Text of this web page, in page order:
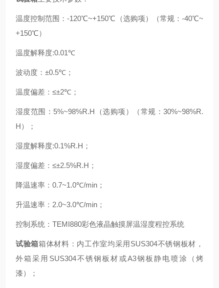
温度控制范围：-120℃~+150℃（选购项）（常规：-40℃~
+150℃）
温度解释度:0.01℃
波动度： ±0.5℃；
温度偏差： ≤±2℃；
湿度范围： 5%~98%R.H（选购项）（常规：30%~98%R.
H）；
湿度解释度:0.1%R.H；
湿度偏差： ≤±2.5%R.H；
降温速率： 0.7~1.0℃/min；
升温速率： 2.0~3.0℃/min；
控制系统： TEMI880彩色液晶触摸屏温湿度程控系统
试验箱箱体材料：内工作室均采用 SUS304不锈钢板材，
外箱采用SUS304不锈钢板材或A3钢板静电喷涂（烤
漆）；